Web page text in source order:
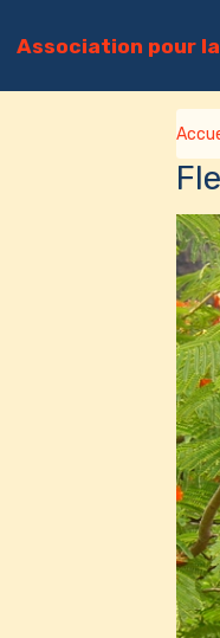
Association pour